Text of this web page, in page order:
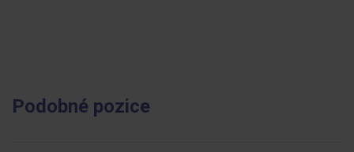
Podobné pozice